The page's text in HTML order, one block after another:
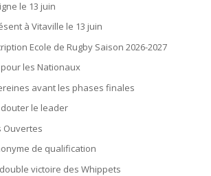
le 13 juin
à Vitaville le 13 juin
Ecole de Rugby Saison 2026-2027
les Nationaux
avant les phases finales
le leader
Ouvertes
de qualification
victoire des Whippets